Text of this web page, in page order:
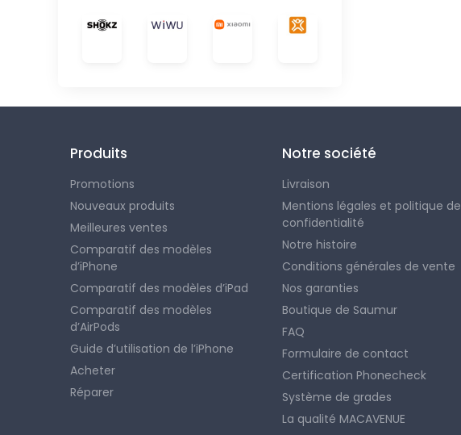
Produits
Promotions
Nouveaux produits
Meilleures ventes
Comparatif des modèles
d’iPhone
Comparatif des modèles d’iPad
Comparatif des modèles
d’AirPods
Guide d’utilisation de l’iPhone
Acheter
Réparer
Notre société
Livraison
Mentions légales et politique de
confidentialité
Notre histoire
Conditions générales de vente
Nos garanties
Boutique de Saumur
FAQ
Formulaire de contact
Certification Phonecheck
Système de grades
La qualité MACAVENUE